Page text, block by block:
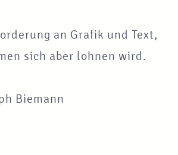
an Grafik und Text,
sich aber lohnen wird.
Biemann